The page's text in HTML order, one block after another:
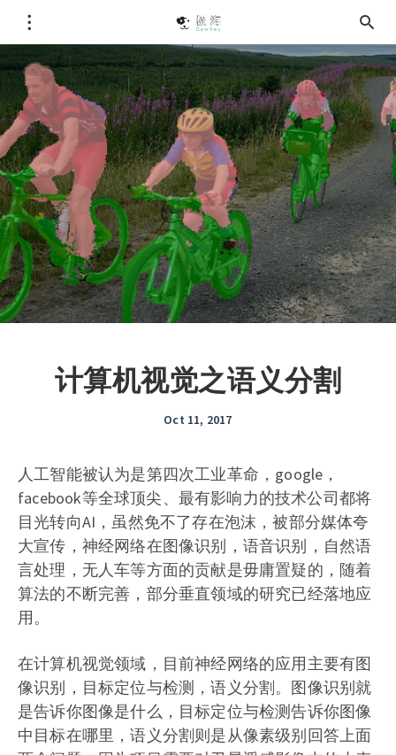
计算机视觉之语义分割
Oct 11, 2017
人工智能被认为是第四次工业革命，google，
facebook等全球顶尖、最有影响力的技术公司都将
目光转向AI，虽然免不了存在泡沫，被部分媒体夸
大宣传，神经网络在图像识别，语音识别，自然语
言处理，无人车等方面的贡献是毋庸置疑的，随着
算法的不断完善，部分垂直领域的研究已经落地应
用。
在计算机视觉领域，目前神经网络的应用主要有图
像识别，目标定位与检测，语义分割。图像识别就
是告诉你图像是什么，目标定位与检测告诉你图像
中目标在哪里，语义分割则是从像素级别回答上面